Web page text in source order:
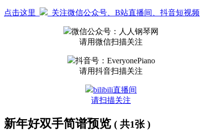
点击这里 关注微信公众号、B站直播间、抖音短视频
微信公众号：人人钢琴网
请用微信扫描关注
抖音号：EveryonePiano
请用抖音扫描关注
bilibili直播间
请扫描关注
新年好双手简谱预览 ( 共1张 )